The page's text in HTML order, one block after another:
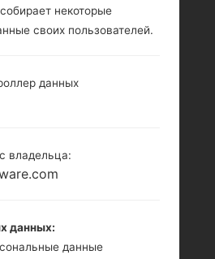
некоторые
своих пользователей.
данных
владельца:
данных:
данные